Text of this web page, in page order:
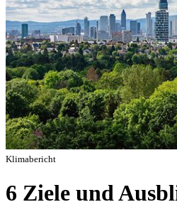
Klimabericht
6 Ziele und